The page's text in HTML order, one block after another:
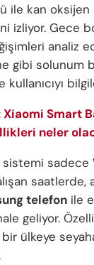
ile kan oksijen
izliyor. Gece
analiz
gibi solunum
Xiaomi Smart
neler
sadece
saatlerde,
telefon ile
geliyor.
ülkeye